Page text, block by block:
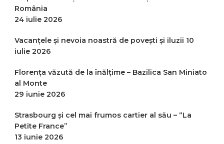
România
24 iulie 2026
Vacanțele și nevoia noastră de povești și iluzii 10
iulie 2026
Florența văzută de la înălțime – Bazilica San Miniato
al Monte
29 iunie 2026
Strasbourg și cel mai frumos cartier al său – “La
Petite France”
13 iunie 2026